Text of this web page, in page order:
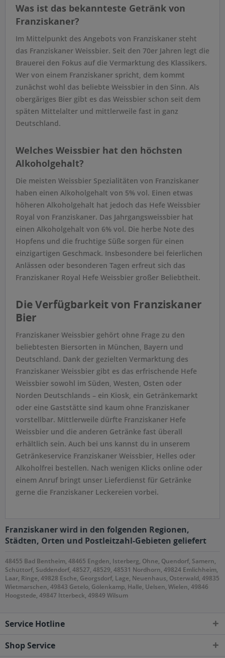
Was ist das bekannteste Getränk von
Franziskaner?
Im Mittelpunkt des Angebots von Franziskaner steht
das Franziskaner Weissbier. Seit den 70er Jahren legt die
Brauerei den Fokus auf die Vermarktung des Klassikers.
Wer von einem Franziskaner spricht, dem kommt
zunächst wohl das beliebte Weissbier in den Sinn. Als
obergäriges Bier gibt es das Weissbier schon seit dem
späten Mittelalter und mittlerweile fast in ganz
Deutschland.
Welches Weissbier hat den höchsten
Alkoholgehalt?
Die meisten Weissbier Spezialitäten von Franziskaner
haben einen Alkoholgehalt von 5% vol. Einen etwas
höheren Alkoholgehalt hat jedoch das Hefe Weissbier
Royal von Franziskaner. Das Jahrgangsweissbier hat
einen Alkoholgehalt von 6% vol. Die herbe Note des
Hopfens und die fruchtige Süße sorgen für einen
einzigartigen Geschmack. Insbesondere bei feierlichen
Anlässen oder besonderen Tagen erfreut sich das
Franziskaner Royal Hefe Weissbier großer Beliebtheit.
Die Verfügbarkeit von Franziskaner
Bier
Franziskaner Weissbier gehört ohne Frage zu den
beliebtesten Biersorten in München, Bayern und
Deutschland. Dank der gezielten Vermarktung des
Franziskaner Weissbier gibt es das erfrischende Hefe
Weissbier sowohl im Süden, Westen, Osten oder
Norden Deutschlands – ein Kiosk, ein Getränkemarkt
oder eine Gaststätte sind kaum ohne Franziskaner
vorstellbar. Mittlerweile dürfte Franziskaner Hefe
Weissbier und die anderen Getränke fast überall
erhältlich sein. Auch bei uns kannst du in unserem
Getränkeservice Franziskaner Weissbier, Helles oder
Alkoholfrei bestellen. Nach wenigen Klicks online oder
einem Anruf bringt unser Lieferdienst für Getränke
gerne die Franziskaner Leckereien vorbei.
Franziskaner wird in den folgenden Regionen,
Städten, Orten und Postleitzahl-Gebieten geliefert
48455 Bad Bentheim, 48465 Engden, Isterberg, Ohne, Quendorf, Samern,
Schüttorf, Suddendorf, 48527, 48529, 48531 Nordhorn, 49824 Emlichheim,
Laar, Ringe, 49828 Esche, Georgsdorf, Lage, Neuenhaus, Osterwald, 49835
Wietmarschen, 49843 Getelo, Gölenkamp, Halle, Uelsen, Wielen, 49846
Hoogstede, 49847 Itterbeck, 49849 Wilsum
Service Hotline
Shop Service